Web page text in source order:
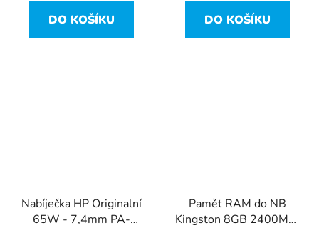
DO KOŠÍKU DO KOŠÍKU
Nabíječka HP Originalní
65W - 7,4mm PA-
Paměť RAM do NB
Kingston 8GB 2400Mhz